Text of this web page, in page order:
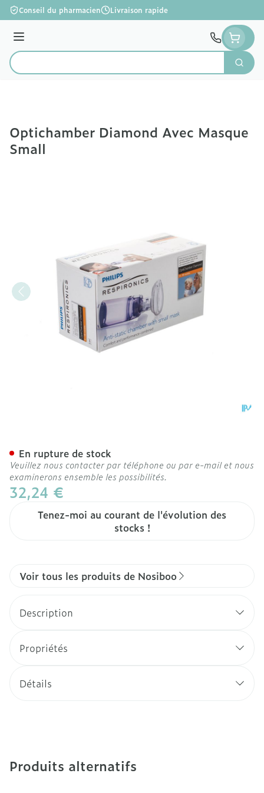
Aller au contenu
Conseil du pharmacien Livraison rapide
Menu
Rechercher
Optichamber Diamond Avec Masque
Small
32,24 €
Tenez-moi au courant de l'évolution des
stocks !
En rupture de stock
Veuillez nous contacter par téléphone ou par e-mail et nous
examinerons ensemble les possibilités.
Voir tous les produits de Nosiboo
Description
Propriétés
Détails
Produits alternatifs